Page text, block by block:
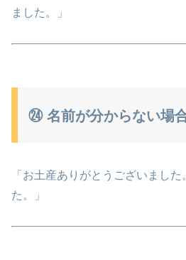
ました。」
㉔ 名前が分からない場
「お土産ありがとうございまし
た。」